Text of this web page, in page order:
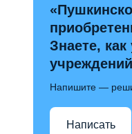
Знаете,
Напишите —
Написать